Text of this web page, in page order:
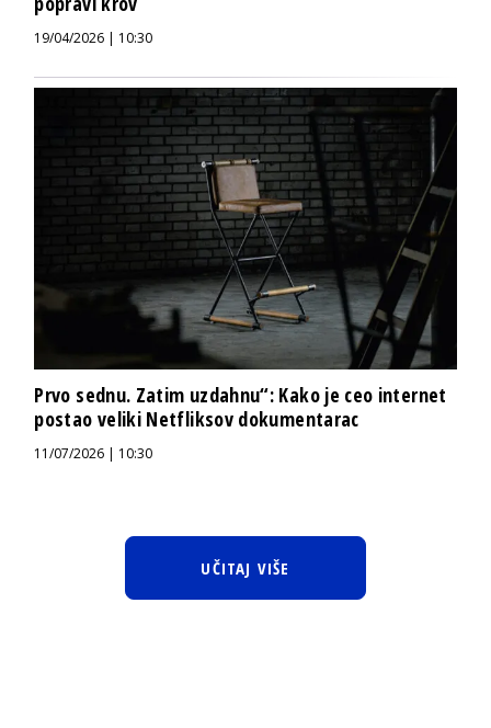
19/04/2026 | 10:30
Prvo sednu. Zatim uzdahnu“: Kako je ceo internet
postao veliki Netfliksov dokumentarac
11/07/2026 | 10:30
UČITAJ VIŠE